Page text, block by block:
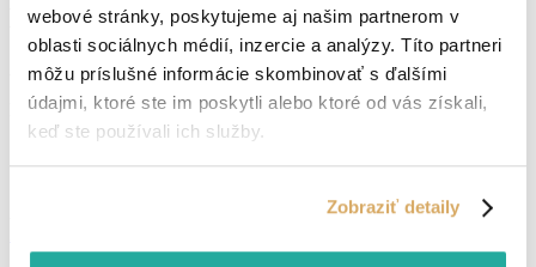
webové stránky, poskytujeme aj našim partnerom v
oblasti sociálnych médií, inzercie a analýzy. Títo partneri
môžu príslušné informácie skombinovať s ďalšími
údajmi, ktoré ste im poskytli alebo ktoré od vás získali,
keď ste používali ich služby.
Zobraziť detaily
Máte záujem o túto pozíciu?
Anna Lorencová
Kontaktujte ma
+421 950 104 844